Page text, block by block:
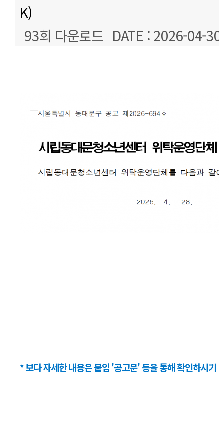
K)
93회 다운로드 DATE : 2026-04-
본문
* 보다 자세한 내용은 붙임 '공고문' 등을 통해 확인하시